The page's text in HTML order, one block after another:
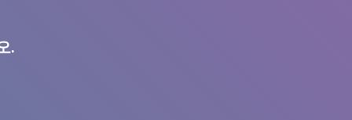
.